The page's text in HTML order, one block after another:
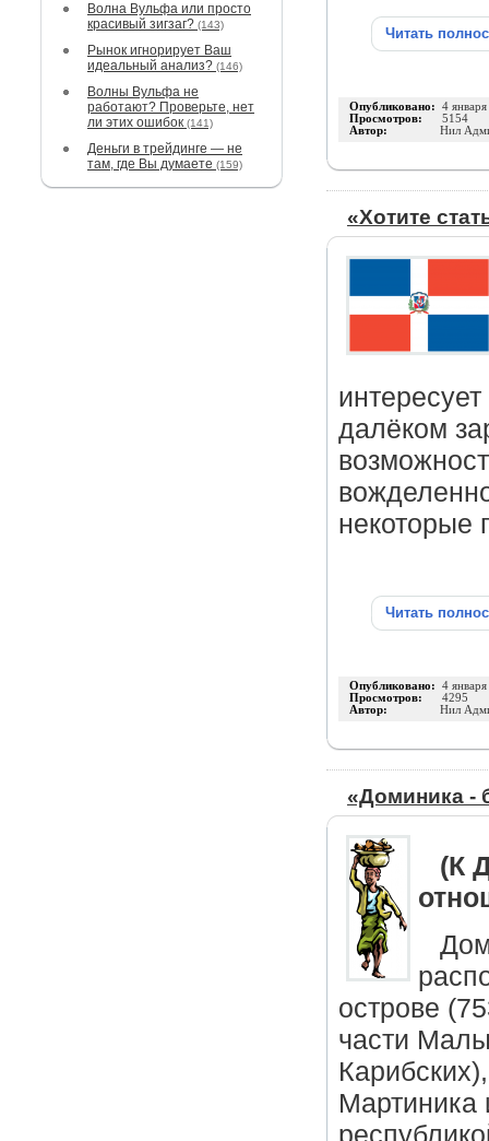
Волна Вульфа или просто
красивый зигзаг? (143)
Рынок игнорирует Ваш
идеальный анализ? (146)
Волны Вульфа не
работают? Проверьте, нет
ли этих ошибок (141)
Деньги в трейдинге — не
там, где Вы думаете (159)
Читать
Опубликовано: 4
Просмотров: 5154
Автор: Нил
«Хотите
далёком
некоторые
Читать
Опубликовано: 4
Просмотров: 4295
Автор: Нил
«Доминика -
(К
острове
части
Мартиника